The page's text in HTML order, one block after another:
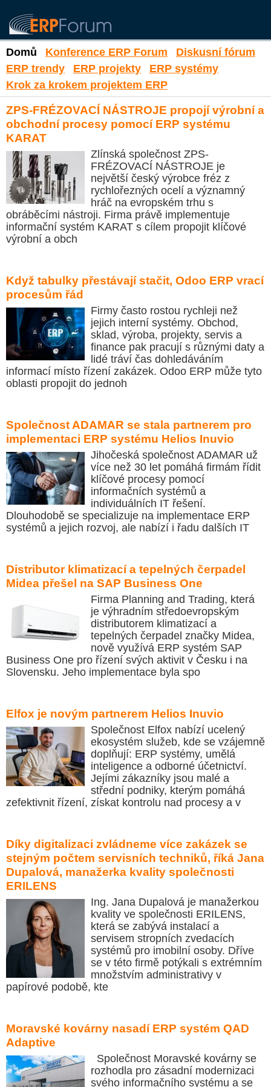
Domů Konference ERP Forum
Diskusní fórum
ERP trendy
ERP projekty
ERP systémy
Krok za krokem projektem ERP
ZPS-FRÉZOVACÍ NÁSTROJE propojí výrobní a
obchodní procesy pomocí ERP systému
KARAT
Zlínská společnost ZPS-
FRÉZOVACÍ NÁSTROJE je
největší český výrobce fréz z
rychlořezných ocelí a významný
hráč na evropském trhu s
obráběcími nástroji. Firma právě implementuje
informační systém KARAT s cílem propojit klíčové
výrobní a obch
Když tabulky přestávají stačit, Odoo ERP vrací
procesům řád
Firmy často rostou rychleji než
jejich interní systémy. Obchod,
sklad, výroba, projekty, servis a
finance pak pracují s různými daty a
lidé tráví čas dohledáváním
informací místo řízení zakázek. Odoo ERP může tyto
oblasti propojit do jednoh
Společnost ADAMAR se stala partnerem pro
implementaci ERP systému Helios Inuvio
Jihočeská společnost ADAMAR už
více než 30 let pomáhá firmám řídit
klíčové procesy pomocí
informačních systémů a
individuálních IT řešení.
Dlouhodobě se specializuje na implementace ERP
systémů a jejich rozvoj, ale nabízí i řadu dalších IT
Distributor klimatizací a tepelných čerpadel
Midea přešel na SAP Business One
Firma Planning and Trading, která
je výhradním středoevropským
distributorem klimatizací a
tepelných čerpadel značky Midea,
nově využívá ERP systém SAP
Business One pro řízení svých aktivit v Česku i na
Slovensku. Jeho implementace byla spo
Elfox je novým partnerem Helios Inuvio
Společnost Elfox nabízí ucelený
ekosystém služeb, kde se vzájemně
doplňují: ERP systémy, umělá
inteligence a odborné účetnictví.
Jejími zákazníky jsou malé a
střední podniky, kterým pomáhá
zefektivnit řízení, získat kontrolu nad procesy a v
Díky digitalizaci zvládneme více zakázek se
stejným počtem servisních techniků, říká Jana
Dupalová, manažerka kvality společnosti
ERILENS
Ing. Jana Dupalová je manažerkou
kvality ve společnosti ERILENS,
která se zabývá instalací a
servisem stropních zvedacích
systémů pro imobilní osoby. Dříve
se v této firmě potýkali s extrémním
množstvím administrativy v
papírové podobě, kte
Moravské kovárny nasadí ERP systém QAD
Adaptive
Společnost Moravské kovárny se
rozhodla pro zásadní modernizaci
svého informačního systému a se